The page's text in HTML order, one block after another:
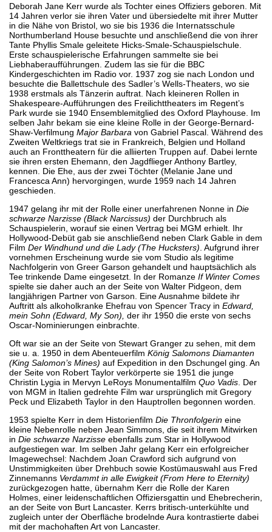
Deborah Jane Kerr wurde als Tochter eines Offiziers geboren. Mit
14 Jahren verlor sie ihren Vater und übersiedelte mit ihrer Mutter
in die Nähe von Bristol, wo sie bis 1936 die Internatsschule
Northumberland House besuchte und anschließend die von ihrer
Tante Phyllis Smale geleitete Hicks-Smale-Schauspielschule.
Erste schauspielerische Erfahrungen sammelte sie bei
Liebhaberaufführungen. Zudem las sie für die BBC
Kindergeschichten im Radio vor. 1937 zog sie nach London und
besuchte die Ballettschule des Sadler’s Wells-Theaters, wo sie
1938 erstmals als Tänzerin auftrat. Nach kleineren Rollen in
Shakespeare-Aufführungen des Freilichttheaters im Regent’s
Park wurde sie 1940 Ensemblemitglied des Oxford Playhouse. Im
selben Jahr bekam sie eine kleine Rolle in der George-Bernard-
Shaw-Verfilmung Major Barbara von Gabriel Pascal. Während des
Zweiten Weltkriegs trat sie in Frankreich, Belgien und Holland
auch an Fronttheatern für die alliierten Truppen auf. Dabei lernte
sie ihren ersten Ehemann, den Jagdflieger Anthony Bartley,
kennen. Die Ehe, aus der zwei Töchter (Melanie Jane und
Francesca Ann) hervorgingen, wurde 1959 nach 14 Jahren
geschieden.
1947 gelang ihr mit der Rolle einer unerfahrenen Nonne in Die
schwarze Narzisse (Black Narcissus) der Durchbruch als
Schauspielerin, worauf sie einen Vertrag bei MGM erhielt. Ihr
Hollywood-Debüt gab sie anschließend neben Clark Gable in dem
Film Der Windhund und die Lady (The Hucksters) . Aufgrund ihrer
vornehmen Erscheinung wurde sie vom Studio als legitime
Nachfolgerin von Greer Garson gehandelt und hauptsächlich als
Tee trinkende Dame eingesetzt. In der Romanze If Winter Comes
spielte sie daher auch an der Seite von Walter Pidgeon, dem
langjährigen Partner von Garson. Eine Ausnahme bildete ihr
Auftritt als alkoholkranke Ehefrau von Spencer Tracy in Edward,
mein Sohn (Edward, My Son), der ihr 1950 die erste von sechs
Oscar-Nominierungen einbrachte.
Oft war sie an der Seite von Stewart Granger zu sehen, mit dem
sie u. a. 1950 in dem Abenteuerfilm König Salomons Diamanten
(King Salomon’s Mines) auf Expedition in den Dschungel ging. An
der Seite von Robert Taylor verkörperte sie 1951 die junge
Christin Lygia in Mervyn LeRoys Monumentalfilm Quo Vadis . Der
von MGM in Italien gedrehte Film war ursprünglich mit Gregory
Peck und Elizabeth Taylor in den Hauptrollen begonnen worden.
1953 spielte Kerr in dem Historienfilm Die Thronfolgerin eine
kleine Nebenrolle neben Jean Simmons, die seit ihrem Mitwirken
in Die schwarze Narzisse ebenfalls zum Star in Hollywood
aufgestiegen war. Im selben Jahr gelang Kerr ein erfolgreicher
Imagewechsel: Nachdem Joan Crawford sich aufgrund von
Unstimmigkeiten über Drehbuch sowie Kostümauswahl aus Fred
Zinnemanns Verdammt in alle Ewigkeit (From Here to Eternity)
zurückgezogen hatte, übernahm Kerr die Rolle der Karen
Holmes, einer leidenschaftlichen Offiziersgattin und Ehebrecherin,
an der Seite von Burt Lancaster. Kerrs britisch-unterkühlte und
zugleich unter der Oberfläche brodelnde Aura kontrastierte dabei
mit der machohaften Art von Lancaster.